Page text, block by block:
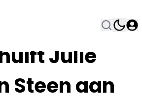
Julie
Steen aan